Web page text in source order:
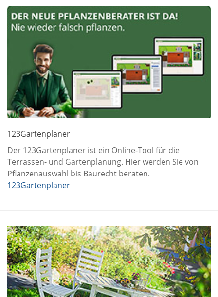
123Gartenplaner
Der 123Gartenplaner ist ein Online-Tool für die
Terrassen- und Gartenplanung. Hier werden Sie von
Pflanzenauswahl bis Baurecht beraten.
123Gartenplaner